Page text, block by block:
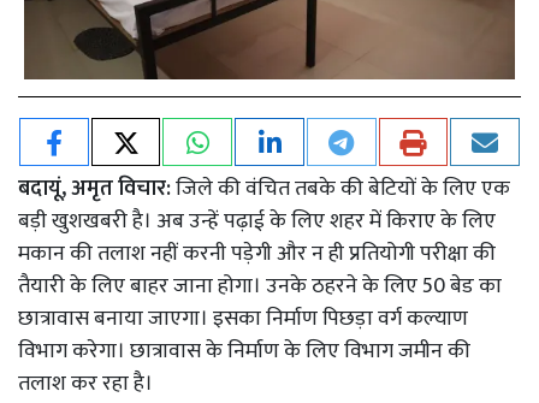
बदायूं, अमृत विचार:जिले की वंचित तबके की बेटियों के लिए एक
बड़ी खुशखबरी है। अब उन्हें पढ़ाई के लिए शहर में किराए के लिए
मकान की तलाश नहीं करनी पड़ेगी और न ही प्रतियोगी परीक्षा की
तैयारी के लिए बाहर जाना होगा। उनके ठहरने के लिए 50 बेड का
छात्रावास बनाया जाएगा। इसका निर्माण पिछड़ा वर्ग कल्याण
विभाग करेगा। छात्रावास के निर्माण के लिए विभाग जमीन की
तलाश कर रहा है।